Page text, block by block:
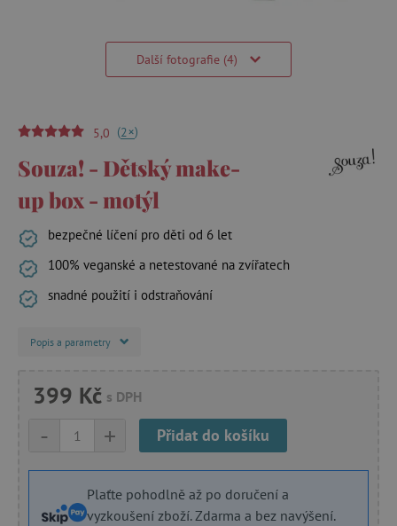
Další fotografie (4)
5,0 (2+)
Souza! - Dětský make-
up box - motýl
bezpečné líčení pro děti od 6 let
100% veganské a netestované na zvířatech
snadné použití i odstraňování
Popis a parametry
399 Kč s DPH
+
- Přidat do košíku
Plaťte pohodlně až po doručení a
vyzkoušení zboží. Zdarma a bez navýšení.